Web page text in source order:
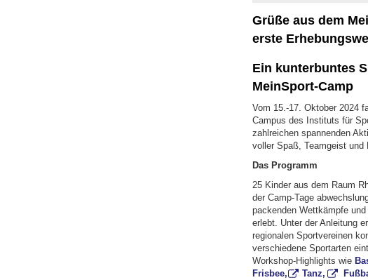
Grüße aus dem
erste
Ein kunterbuntes
MeinSport-Camp
Vom 15.-17. Oktober 2024
Campus des Instituts für
zahlreichen spannenden
voller Spaß, Teamgeist und
Das Programm
25 Kinder aus dem Raum
der Camp-Tage
packenden Wettkämpfe
erlebt. Unter der Anleitung
regionalen Sportvereinen
verschiedene Sportarten
Workshop-Highlights wie
Frisbee,
Tanz,